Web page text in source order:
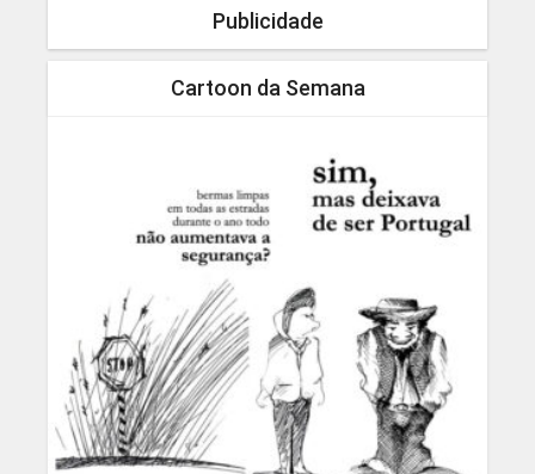
Publicidade
Cartoon da Semana